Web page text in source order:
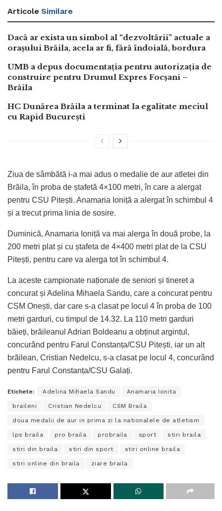
Articole Similare
Dacă ar exista un simbol al “dezvoltării” actuale a
orașului Brăila, acela ar fi, fără îndoială, bordura
UMB a depus documentația pentru autorizația de
construire pentru Drumul Expres Focșani –
Brăila
HC Dunărea Brăila a terminat la egalitate meciul
cu Rapid București
Ziua de sâmbătă i-a mai adus o medalie de aur atletei din
Brăila, în proba de ștafetă 4×100 metri, în care a alergat
pentru CSU Pitești. Anamaria Ioniță a alergat în schimbul 4
și a trecut prima linia de sosire.
Duminică, Anamaria Ioniță va mai alerga în două probe, la
200 metri plat și cu ștafeta de 4×400 metri plat de la CSU
Pitești, pentru care va alerga tot în schimbul 4.
La aceste campionate naționale de seniori și tineret a
concurat și Adelina Mihaela Sandu, care a concurat pentru
CSM Onești, dar care s-a clasat pe locul 4 în proba de 100
metri garduri, cu timpul de 14.32. La 110 metri garduri
băieți, brăileanul Adrian Boldeanu a obținut argintul,
concurând pentru Farul Constanța/CSU Pitești, iar un alt
brăilean, Cristian Nedelcu, s-a clasat pe locul 4, concurând
pentru Farul Constanța/CSU Galați.
Etichete: Adelina Mihaela Sandu Anamaria Ionita
braileni Cristian Nedelcu CSM Braila
doua medalii de aur in prima zi la nationalele de atletism
lps braila pro braila probraila sport stiri braila
stiri din braila stiri din sport stiri online braila
stiri online din braila ziare braila